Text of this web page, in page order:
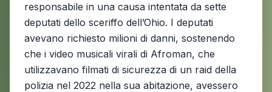
responsabile in una causa intentata da sette
deputati dello sceriffo dell’Ohio. I deputati
avevano richiesto milioni di danni, sostenendo
che i video musicali virali di Afroman, che
utilizzavano filmati di sicurezza di un raid della
polizia nel 2022 nella sua abitazione, avessero